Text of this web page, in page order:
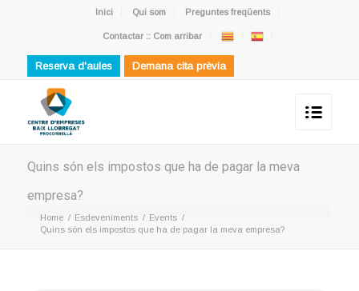
Inici Qui som Preguntes freqüents
Contactar :: Com arribar
Reserva d'aules Demana cita prèvia
Quins són els impostos que ha de pagar la meva
empresa?
Home / Esdeveniments / Events /
Quins són els impostos que ha de pagar la meva empresa?